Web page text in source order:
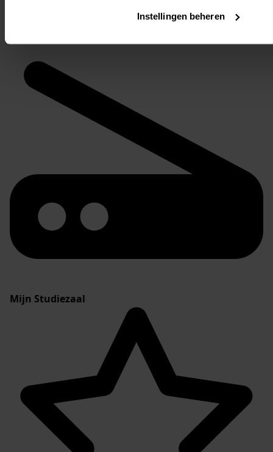
Instellingen beheren
Op de aangegeven reserveringsdatum liggen de
Mijn Studiezaal